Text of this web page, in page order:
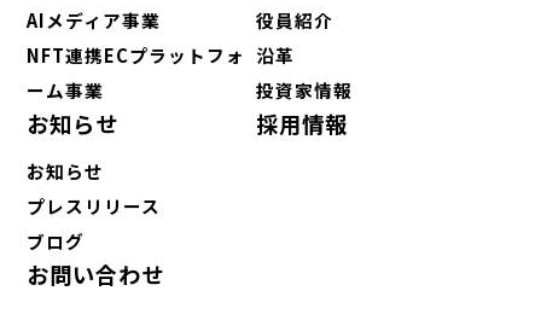
AIメディア事業
NFT連携ECプラットフォ
ーム事業
役員紹介
沿革
投資家情報
お知らせ
お知らせ
プレスリリース
ブログ
採用情報
お問い合わせ